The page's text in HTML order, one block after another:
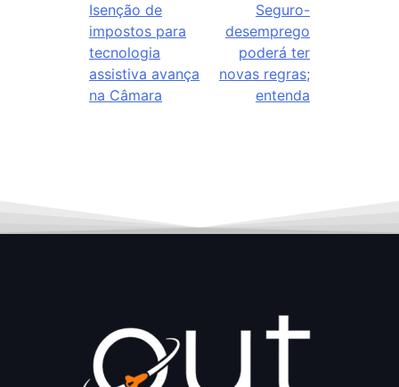
Isenção de
impostos para
tecnologia
assistiva avança
na Câmara
Seguro-
desemprego
poderá ter
novas regras;
entenda